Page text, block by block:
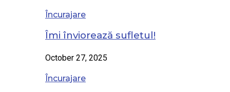
Încurajare
Îmi înviorează sufletul!
October 27, 2025
Încurajare